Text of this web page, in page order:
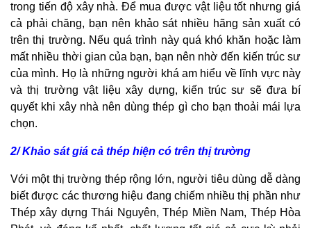
trong tiến độ xây nhà. Để mua được vật liệu tốt nhưng giá
cả phải chăng, bạn nên khảo sát nhiều hãng sản xuất có
trên thị trường. Nếu quá trình này quá khó khăn hoặc làm
mất nhiều thời gian của bạn, bạn nên nhờ đến kiến trúc sư
của mình. Họ là những người khá am hiểu về lĩnh vực này
và thị trường vật liệu xây dựng, kiến trúc sư sẽ đưa bí
quyết khi xây nhà nên dùng thép gì cho bạn thoải mái lựa
chọn.
2/ Khảo sát giá cả thép hiện có trên thị trường
Với một thị trường thép rộng lớn, người tiêu dùng dễ dàng
biết được các thương hiệu đang chiếm nhiều thị phần như
Thép xây dựng Thái Nguyên, Thép Miền Nam, Thép Hòa